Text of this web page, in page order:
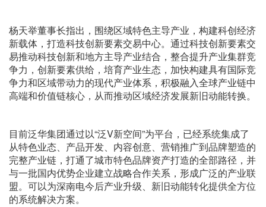
杨天举董事长指出，围绕区域特色主导产业，构建科创经济
新载体，打造科技创新要素交易中心。通过科技创新要素交
易推动科技创新和地方主导产业结合，整合提升产业集群竞
争力，创新要素供给，培育产业生态，加快构建具有国际竞
争力和区域带动力的现代产业体系，积极融入全球产业链中
高端和价值链核心，从而推动区域经济发展新旧动能转换。
目前泛华集团通过以“泛V新空间”为平台，已经系统集成了
从特色业态、产品开发、内容创意、营销推广到品牌塑造的
完整产业链，打通了城市特色品牌资产打造的全部路径，并
与一批国内优势企业建立战略合作关系，形成广泛的产业联
盟。可以为深南电今后产业升级、新旧动能转化提供全方位
的系统解决方案。